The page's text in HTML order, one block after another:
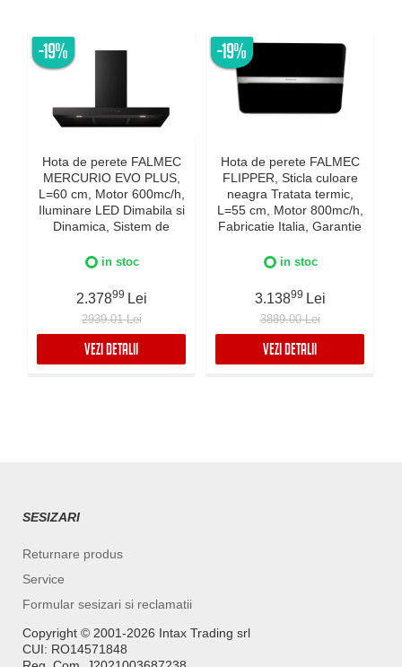
-19%
Hota de perete FALMEC
MERCURIO EVO PLUS,
L=60 cm, Motor 600mc/h,
Iluminare LED Dimabila si
Dinamica, Sistem de
plita si hota Falmec,
5 ani, Neagra
in stoc
2.37899 Lei
2939.01 Lei
VEZI DETALII
-19%
Hota de perete FALMEC
FLIPPER, Sticla culoare
neagra Tratata termic,
L=55 cm, Motor 800mc/h,
Fabricatie Italia, Garantie
si Dimabila, Inox AISI 304
in stoc
3.13899 Lei
3889.00 Lei
VEZI DETALII
SESIZARI
Returnare produs
Service
Formular sesizari si reclamatii
Copyright ©️ 2001-2026 Intax Trading srl
CUI: RO14571848